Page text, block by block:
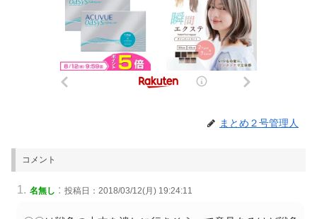
まとめ２号管理人
コメント
名無し : 投稿日：2018/03/12(月) 19:24:11